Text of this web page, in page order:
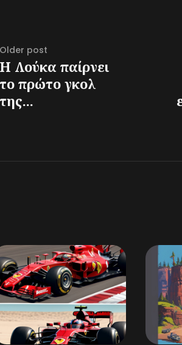
Older post
Η Λούκα παίρνει
το πρώτο γκολ
της...